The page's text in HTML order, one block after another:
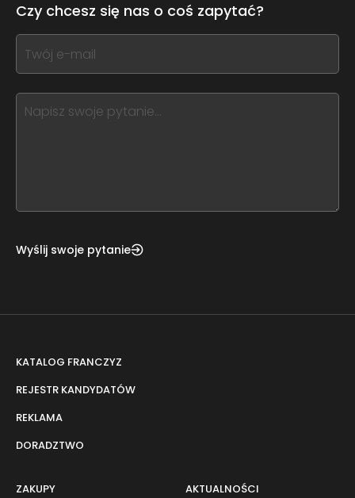
this
form
field
blank
Czy chcesz się nas o coś zapytać?
If
you
this,
leave
Wyślij swoje pytanie
KATALOG FRANCZYZ
REJESTR KANDYDATÓW
REKLAMA
DORADZTWO
ZAKUPY AKTUALNOŚCI